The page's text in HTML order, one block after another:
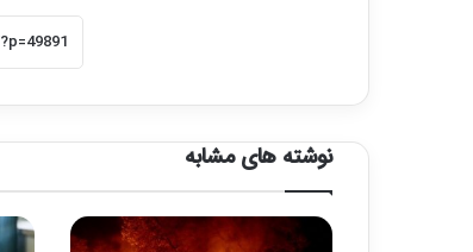
نوشته های مشابه